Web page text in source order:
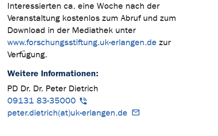
Interessierten ca. eine Woche nach der
Veranstaltung kostenlos zum Abruf und zum
Download in der Mediathek unter
www.forschungsstiftung.uk-erlangen.de zur
Verfügung.
Weitere Informationen:
PD Dr. Dr. Peter Dietrich
09131 83-35000
peter.dietrich(at)uk-erlangen.de